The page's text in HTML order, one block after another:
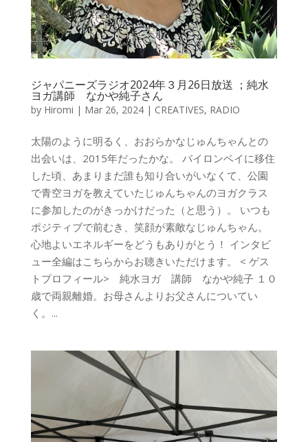
ジャパニーズラジオ2024年３月26日放送 ；純水
ヨガ講師 なかや純子さん
by Hiromi | Mar 26, 2024| CREATIVES, RADIO
太陽のように明るく、おおらかなじゅんちゃんとの
出会いは、2015年だったかな。 バイロンベイに移住
した頃、あまりまだ誰も知り合いがいなくて、公園
で青空ヨガを教えていたじゅんちゃんのヨガクラス
に参加したのがきっかけだった（と思う）。 いつも
ポジティブで前むき、笑顔が素敵なじゅんちゃん。
心地よいエネルギーをどうもありがとう！ インタビ
ュー全編はこちらからお聴きいただけます。 < ゲス
トプロフィール> 純水ヨガ 講師 なかや純子 １０
歳で両親離婚。お母さんよりお父さんについてい
く。...